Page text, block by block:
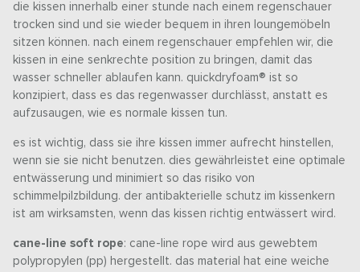
die kissen innerhalb einer stunde nach einem regenschauer
trocken sind und sie wieder bequem in ihren loungemöbeln
sitzen können. nach einem regenschauer empfehlen wir, die
kissen in eine senkrechte position zu bringen, damit das
wasser schneller ablaufen kann. quickdryfoam® ist so
konzipiert, dass es das regenwasser durchlässt, anstatt es
aufzusaugen, wie es normale kissen tun.
es ist wichtig, dass sie ihre kissen immer aufrecht hinstellen,
wenn sie sie nicht benutzen. dies gewährleistet eine optimale
entwässerung und minimiert so das risiko von
schimmelpilzbildung. der antibakterielle schutz im kissenkern
ist am wirksamsten, wenn das kissen richtig entwässert wird.
cane-line soft rope: cane-line rope wird aus gewebtem
polypropylen (pp) hergestellt. das material hat eine weiche